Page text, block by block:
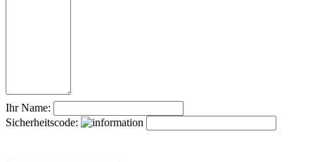
Ihr Name:
Sicherheitscode: